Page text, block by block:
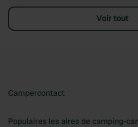
Voir tout
Campercontact
Populaires les aires de camping-car